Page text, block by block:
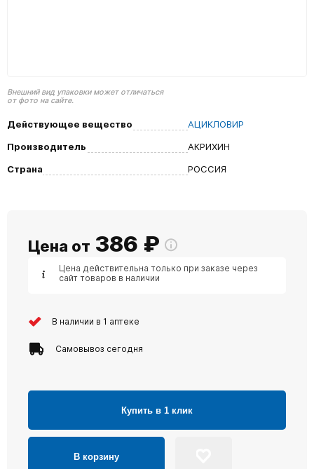
Внешний вид упаковки может отличаться
от фото на сайте.
Действующее вещество
АЦИКЛОВИР
Производитель
АКРИХИН
Страна
РОССИЯ
Цена от 386 ₽
Цена действительна только при заказе через
сайт товаров в наличии
В наличии в 1 аптеке
Самовывоз сегодня
Купить в 1 клик
В корзину